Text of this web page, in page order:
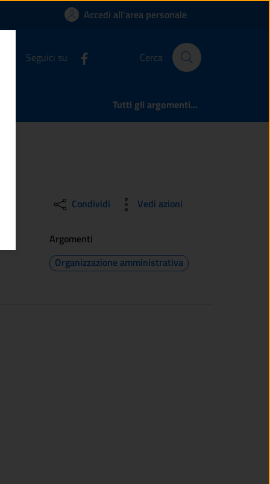
Camuno
Accedi all'area personale
Seguici su Cerca
Tutti gli argomenti...
Condividi Vedi azioni
Argomenti
Organizzazione amministrativa